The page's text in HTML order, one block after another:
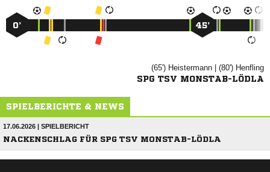
0’ 45’
(65')  | (80') 
SPG TSV MONSTAB-LÖDLA
SPIELBERICHTE & NEWS
17.06.2026 | SPIELBERICHT
NACKENSCHLAG FÜR SPG TSV MONSTAB-LÖDLA